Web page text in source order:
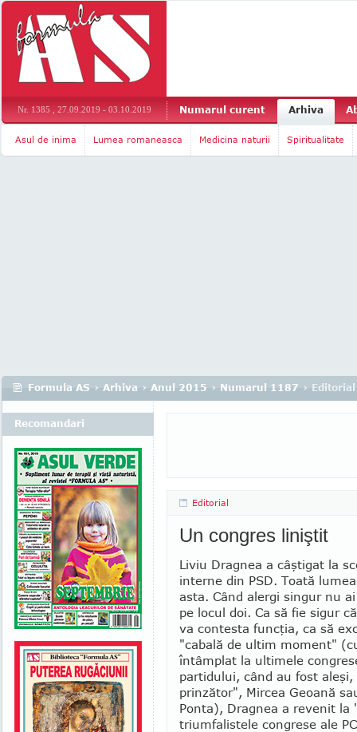
Nr. 1385 , 27.09.2019 - 03.10.2019 Numarul curent Arhiva
Asul de inima Lumea romaneasca Medicina naturii Spiritualitate
Formula AS › Arhiva › Anul 2015 › Numarul 1187 › Editorial
Editorial
Un congres liniştit
Liviu Dragnea a câştigat la
interne din PSD. Toată
asta. Când alergi singur nu
pe locul doi. Ca să fie sigur
va contesta funcţia, ca să
"cabală de ultim moment"
întâmplat la ul­ti­mele
partidului, când au fost
prinzător", Mircea Geoană
Ponta), Dragnea a revenit la
tri­um­fa­listele congrese ale
Recomandari